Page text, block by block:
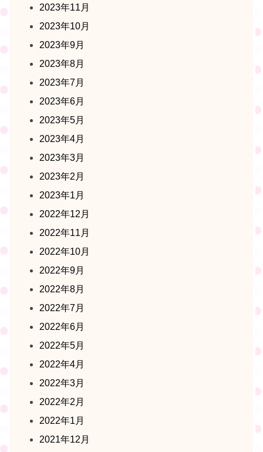
2023年11月
2023年10月
2023年9月
2023年8月
2023年7月
2023年6月
2023年5月
2023年4月
2023年3月
2023年2月
2023年1月
2022年12月
2022年11月
2022年10月
2022年9月
2022年8月
2022年7月
2022年6月
2022年5月
2022年4月
2022年3月
2022年2月
2022年1月
2021年12月